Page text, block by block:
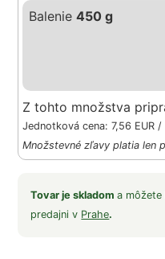
Balenie450 g
Z tohto množstva
Jednotková cena: 7,56 EUR /
Množstevné zľavy platia len
Tovar je skladoma
predajni v Prahe.